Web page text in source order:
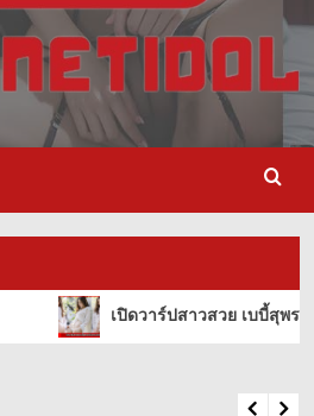
บบี้สุพรรณี babybabie_11 มิสแกรนด์ปร